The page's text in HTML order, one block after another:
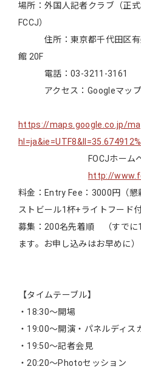
場所：外国人記者クラブ（正
FCCJ）
住所：東京都千代田区有
館 20F
電話：03-3211-3161
アクセス：Googleマップ
https://maps.google.co.jp/
FOCJホームペ
http://
料金：Entry Fee：3000円（
ストビール1杯+ライトフー
募集：200名先着順 （すでに
ます。お申し込みはお
【タイムテーブル】
・18:30～開場
・19:00～開演・パネルディス
・19:50～記者会見
・20:20～Photoセッション